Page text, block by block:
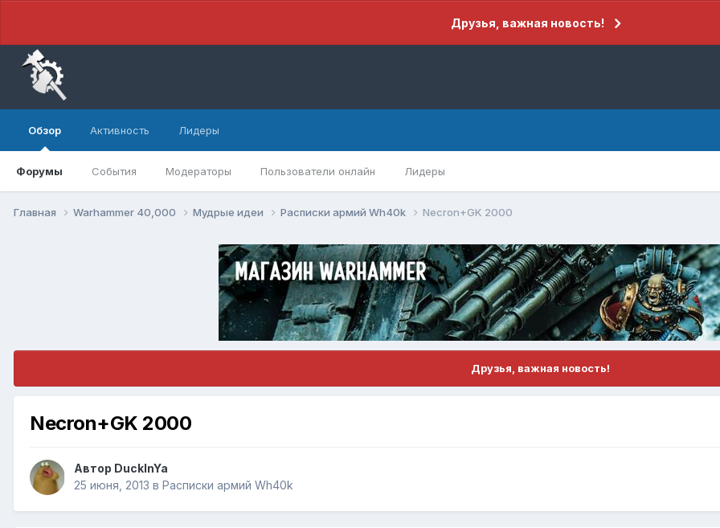
Друзья, важная новость!
Обзор
Форумы События Модераторы Пользователи онлайн Лидеры
Активность Лидеры
Главная Warhammer 40,000 Мудрые идеи Расписки армий Wh40k Necron+GK 2000
Друзья, важная новость!
Necron+GK 2000
Автор DuckInYa
25 июня, 2013 в Расписки армий Wh40k